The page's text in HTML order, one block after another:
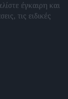
έγκαιρη και
τις ειδικές